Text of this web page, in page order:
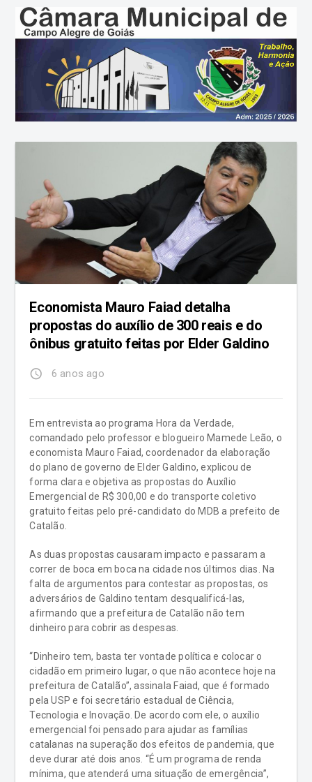
Economista Mauro Faiad detalha
propostas do auxílio de 300 reais e do
ônibus gratuito feitas por Elder Galdino
access_time 6 anos ago
Em entrevista ao programa Hora da Verdade,
comandado pelo professor e blogueiro Mamede Leão, o
economista Mauro Faiad, coordenador da elaboração
do plano de governo de Elder Galdino, explicou de
forma clara e objetiva as propostas do Auxílio
Emergencial de R$ 300,00 e do transporte coletivo
gratuito feitas pelo pré-candidato do MDB a prefeito de
Catalão.
As duas propostas causaram impacto e passaram a
correr de boca em boca na cidade nos últimos dias. Na
falta de argumentos para contestar as propostas, os
adversários de Galdino tentam desqualificá-las,
afirmando que a prefeitura de Catalão não tem
dinheiro para cobrir as despesas.
“Dinheiro tem, basta ter vontade política e colocar o
cidadão em primeiro lugar, o que não acontece hoje na
prefeitura de Catalão”, assinala Faiad, que é formado
pela USP e foi secretário estadual de Ciência,
Tecnologia e Inovação. De acordo com ele, o auxílio
emergencial foi pensado para ajudar as famílias
catalanas na superação dos efeitos de pandemia, que
deve durar até dois anos. “É um programa de renda
mínima, que atenderá uma situação de emergência”,